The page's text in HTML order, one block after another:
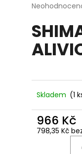
Průměrné
produktu
je
0,0
z
Skladem (1
966 Kč
798,35 Kč